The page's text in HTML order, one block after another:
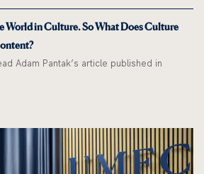
World in Culture. So What Does Culture
Adam Pantak’s article published in